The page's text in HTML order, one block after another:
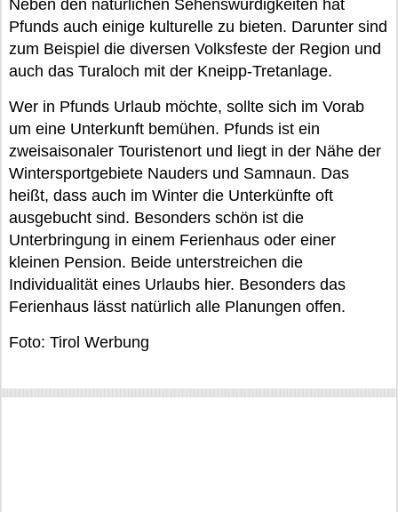
Neben den natürlichen Sehenswürdigkeiten hat
Pfunds auch einige kulturelle zu bieten. Darunter sind
zum Beispiel die diversen Volksfeste der Region und
auch das Turaloch mit der Kneipp-Tretanlage.
Wer in Pfunds Urlaub möchte, sollte sich im Vorab
um eine Unterkunft bemühen. Pfunds ist ein
zweisaisonaler Touristenort und liegt in der Nähe der
Wintersportgebiete Nauders und Samnaun. Das
heißt, dass auch im Winter die Unterkünfte oft
ausgebucht sind. Besonders schön ist die
Unterbringung in einem Ferienhaus oder einer
kleinen Pension. Beide unterstreichen die
Individualität eines Urlaubs hier. Besonders das
Ferienhaus lässt natürlich alle Planungen offen.
Foto: Tirol Werbung